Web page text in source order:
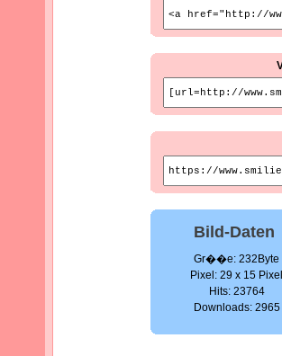
Bild-Daten
Gr��e: 232Byte
Pixel: 29 x 15
Hits: 23764
Downloads: 2965